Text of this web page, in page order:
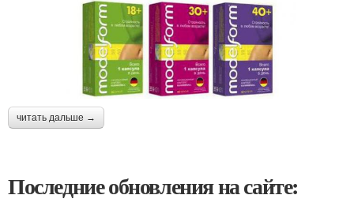
читать дальше →
Последние обновления на сайте: